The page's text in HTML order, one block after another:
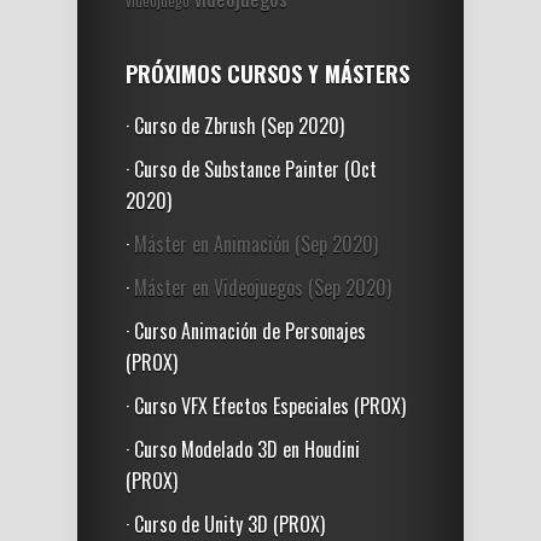
PRÓXIMOS CURSOS Y MÁSTERS
· Curso de Zbrush (Sep 2020)
· Curso de Substance Painter (Oct
2020)
· Máster en Animación (Sep 2020)
· Máster en Videojuegos (Sep 2020)
· Curso Animación de Personajes
(PROX)
· Curso VFX Efectos Especiales (PROX)
· Curso Modelado 3D en Houdini
(PROX)
· Curso de Unity 3D (PROX)